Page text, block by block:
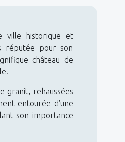
ville historique et
réputée pour son
château de
granit, rehaussées
entourée d'une
son importance